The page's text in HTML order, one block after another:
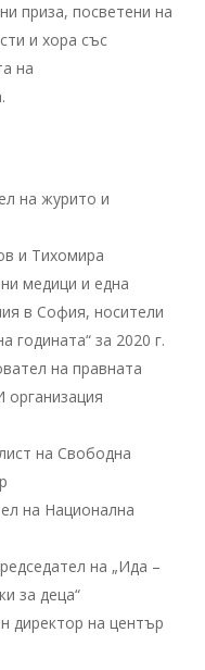
приза, посветени на
и хора със
на
на журито и
и Тихомира
медици и една
в София, носители
годината“ за 2020 г.
на правната
на Свободна
на Национална
на „Ида –
за деца“
директор на център